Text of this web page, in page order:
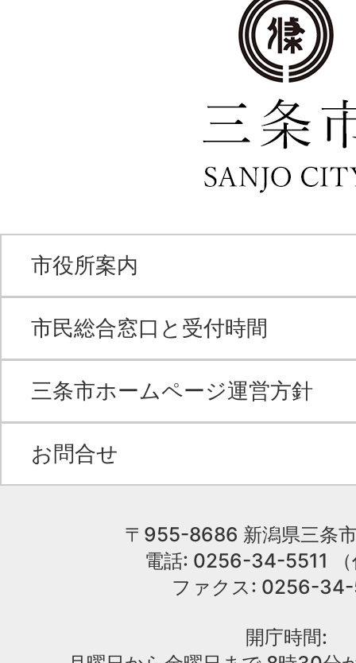
市役所案内
市民総合窓口と受付時間
三条市ホームページ運営方針
お問合せ
〒955-8686 新潟県三条
電話: 0256-34-5511
ファクス: 0256-
開庁時間: